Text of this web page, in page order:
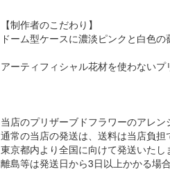
【制作者のこだわり】
ドーム型ケースに濃淡ピンクと白色
アーティフィシャル花材を使わないプ
当店のプリザーブドフラワーのアレン
通常の当店の発送は、送料は当店負担
東京都内より全国に向けて発送いたし
離島等は発送日から3日以上かかる場